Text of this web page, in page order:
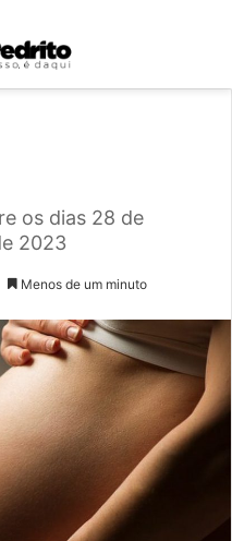
os dias 28 de
2023
Menos de um minuto